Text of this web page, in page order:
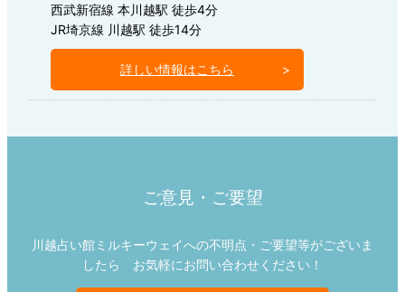
西武新宿線 本川越駅 徒歩4分
JR埼京線 川越駅 徒歩14分
詳しい情報はこちら
ご意見・ご要望
川越占い館ミルキーウェイへの不明点・ご要望等がございま
したら お気軽にお問い合わせください！